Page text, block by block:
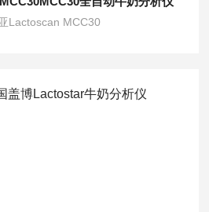
Lactoscan MCC30